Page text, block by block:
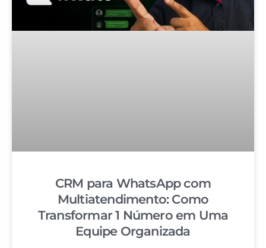
CRM para WhatsApp com
Multiatendimento: Como
Transformar 1 Número em Uma
Equipe Organizada